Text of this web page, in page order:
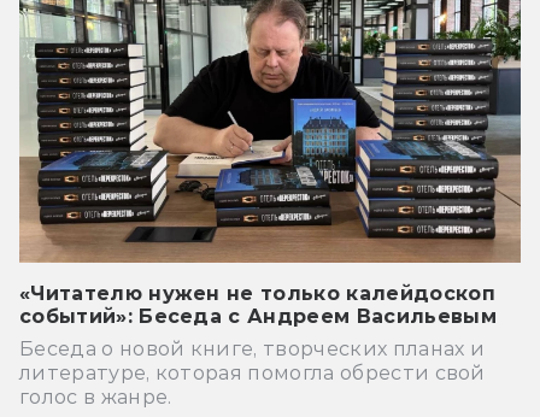
«Читателю нужен не только калейдоскоп
событий»: Беседа с Андреем Васильевым
Беседа о новой книге, творческих планах и
литературе, которая помогла обрести свой
голос в жанре.